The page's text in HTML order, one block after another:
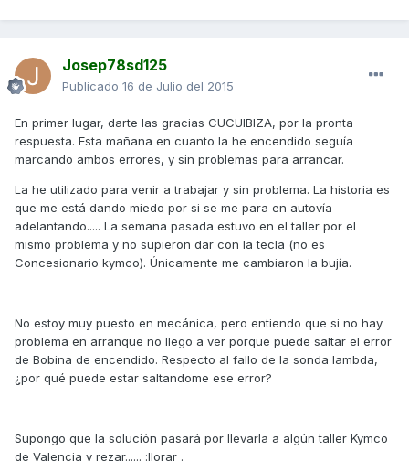
Josep78sd125
Publicado 16 de Julio del 2015
En primer lugar, darte las gracias CUCUIBIZA, por la pronta
respuesta. Esta mañana en cuanto la he encendido seguía
marcando ambos errores, y sin problemas para arrancar.
La he utilizado para venir a trabajar y sin problema. La historia es
que me está dando miedo por si se me para en autovía
adelantando..... La semana pasada estuvo en el taller por el
mismo problema y no supieron dar con la tecla (no es
Concesionario kymco). Únicamente me cambiaron la bujía.
No estoy muy puesto en mecánica, pero entiendo que si no hay
problema en arranque no llego a ver porque puede saltar el error
de Bobina de encendido. Respecto al fallo de la sonda lambda,
¿por qué puede estar saltandome ese error?
Supongo que la solución pasará por llevarla a algún taller Kymco
de Valencia y rezar...... :llorar .